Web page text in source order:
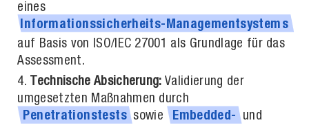
eines
Informationssicherheits-Managementsystem s
auf Basis von ISO/IEC 27001 als Grundlage für das
Assessment.
Technische Absicherung: Validierung der
umgesetzten Maßnahmen durch
Penetrationstests sowie Embedded-
und